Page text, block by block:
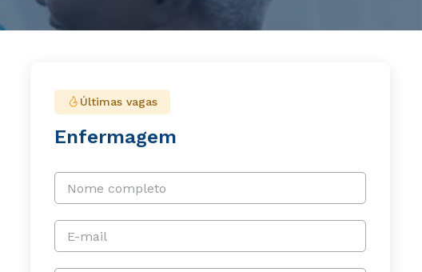
Últimas vagas
Enfermagem
Nome completo
E-mail